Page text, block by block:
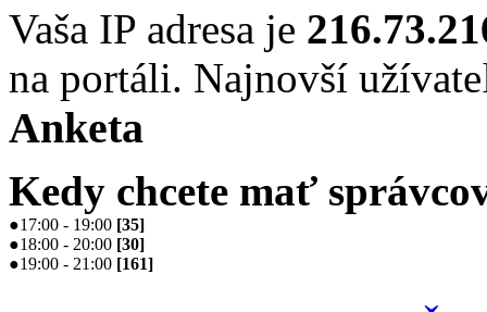
Vaša IP adresa je
na portáli. Najnovší
Anketa
Kedy chcete mať
●17:00 - 19:00 [35]
●18:00 - 20:00 [30]
●19:00 - 21:00 [161]